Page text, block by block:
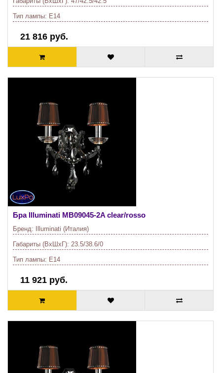
Тип лампы: E14
21 816 руб.
Бра Illuminati MB09045-2A clear/rosso
Бренд: Illuminati (Италия)
Габариты (ВхШхГ): 23.5/38.6/0
Тип лампы: E14
11 921 руб.